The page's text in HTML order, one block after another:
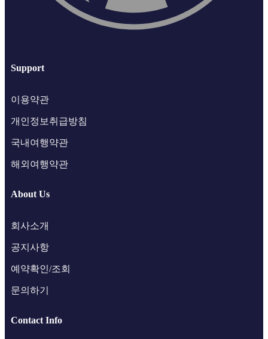
Support
이용약관
개인정보취급방침
국내여행약관
해외여행약관
About Us
회사소개
공지사항
예약확인/조회
문의하기
Contact Info